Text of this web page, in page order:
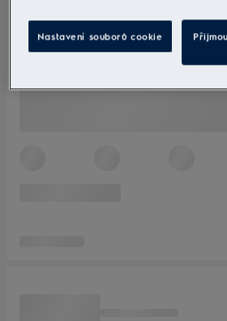
Nastavení souborů cookie